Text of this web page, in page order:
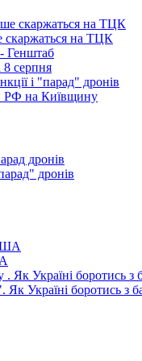
скаржаться на ТЦК
Генштаб
8 серпня
і "парад" дронів
РФ на Київщину
дронів
Україні боротись з